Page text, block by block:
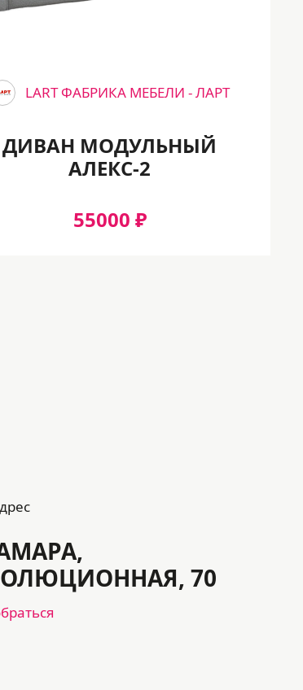
LART ФАБРИКА МЕБЕЛИ - ЛАРТ
ДИВАН МОДУЛЬНЫЙ
АЛЕКС-2
55000 ₽
70